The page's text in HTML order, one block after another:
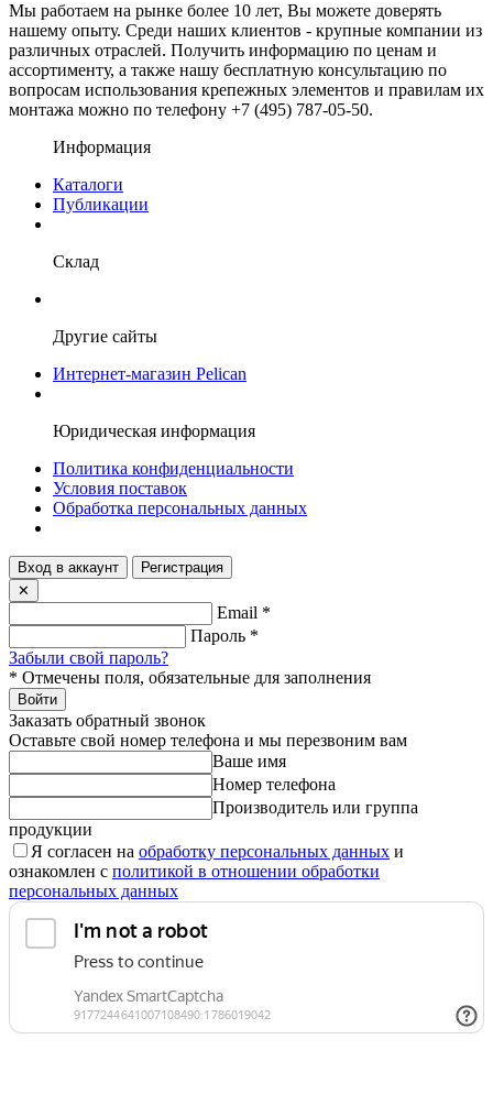
Мы работаем на рынке более 10 лет, Вы можете доверять
нашему опыту. Среди наших клиентов - крупные компании из
различных отраслей. Получить информацию по ценам и
ассортименту, а также нашу бесплатную консультацию по
вопросам использования крепежных элементов и правилам их
монтажа можно по телефону +7 (495) 787-05-50.
Информация
Каталоги
Публикации
Склад
Другие сайты
Интернет-магазин Pelican
Юридическая информация
Политика конфиденциальности
Условия поставок
Обработка персональных данных
Вход в аккаунт
Регистрация
✕
Email *
Пароль *
Забыли свой пароль?
* Отмечены поля, обязательные для заполнения
Войти
Заказать обратный звонок
Оставьте свой номер телефона и мы перезвоним вам
Ваше имя
Номер телефона
Производитель или группа
продукции
Я согласен на обработку персональных данных и
ознакомлен с политикой в отношении обработки
персональных данных